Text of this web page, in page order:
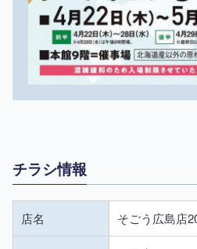
チラシ情報
店名 そごう広島店